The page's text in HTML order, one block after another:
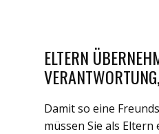
ELTERN
Damit so eine
müssen Sie als Eltern